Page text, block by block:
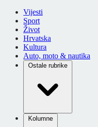
Vijesti
Sport
Život
Hrvatska
Kultura
Auto, moto & nautika
Ostale rubrike
Kolumne